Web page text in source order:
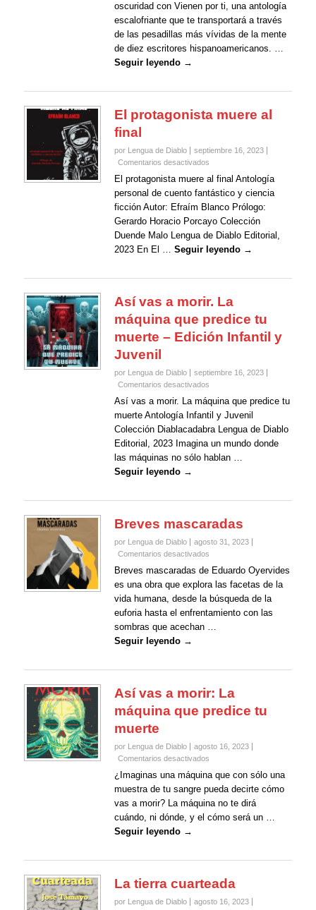
ti:
Antología
Hispanoamericana
de
oscuridad con Vienen por ti, una antología
escalofriante que te transportará a través
de las pesadillas más vívidas de la mente
de diez escritores hispanoamericanos. …
Seguir leyendo →
El protagonista muere al
final
por Lengua de Diablo
septiembre 16, 2023
Comentarios desactivadosen
El
muere
al
final
El protagonista muere al final Antología
personal de cuento fantástico y ciencia
ficción Autor: Efraím Blanco Prólogo:
Gerardo Horacio Porcayo Colección
Duende Malo Lengua de Diablo Editorial,
2023 En El … Seguir leyendo →
Así vas a morir. La
máquina que predice tu
muerte – Edición Infantil y
Juvenil
por Lengua de Diablo
septiembre 16, 2023
Comentarios desactivadosen
Así
vas
a
morir.
La
máquina
muerte
Edición
Infantil
y
Así vas a morir. La máquina que predice tu
muerte Antología Infantil y Juvenil
Colección Diablacadabra Lengua de Diablo
Editorial, 2023 Imagina un mundo donde
las máquinas no sólo hablan …
Seguir leyendo →
Breves mascaradas
por Lengua de Diablo
agosto 31, 2023
Comentarios desactivadosen
Breves
Breves mascaradas de Eduardo Oyervides
es una obra que explora las facetas de la
vida humana, desde la búsqueda de la
euforia hasta el enfrentamiento con las
sombras que acechan …
Seguir leyendo →
Así vas a morir: La
máquina que predice tu
muerte
por Lengua de Diablo
agosto 16, 2023
Comentarios desactivadosen
vas
a
morir:
La
muerte
¿Imaginas una máquina que con sólo una
muestra de tu sangre pueda decirte cómo
vas a morir? La máquina no te dirá
cuándo, ni dónde, y el cómo será un …
Seguir leyendo →
La tierra cuarteada
por Lengua de Diablo
agosto 16, 2023